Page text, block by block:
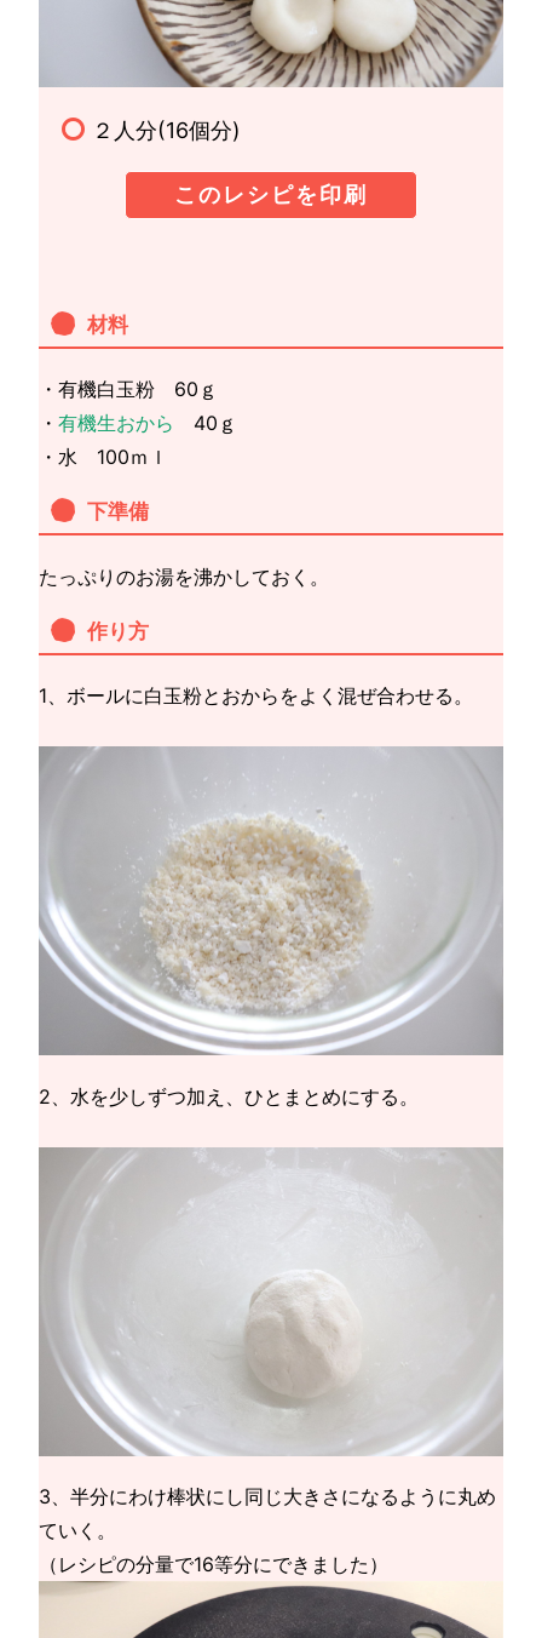
２人分(16個分)
このレシピを印刷
材料
・有機白玉粉 60ｇ
・有機生おから
40ｇ
・水 100ｍｌ
下準備
たっぷりのお湯を沸かしておく。
作り方
1、ボールに白玉粉とおからをよく混ぜ合わせる。
2、水を少しずつ加え、ひとまとめにする。
3、半分にわけ棒状にし同じ大きさになるように丸め
ていく。
（レシピの分量で16等分にできました）